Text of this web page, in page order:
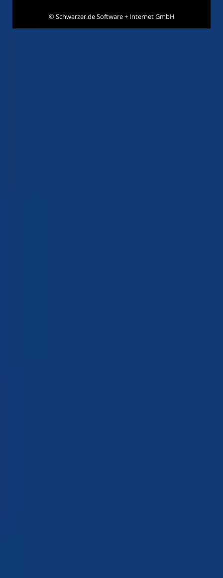
©Schwarzer.de Software + Internet GmbH